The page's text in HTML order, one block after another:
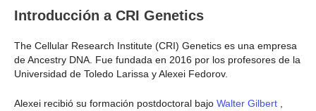
Introducción a CRI Genetics
The Cellular Research Institute (CRI) Genetics es una empresa
de Ancestry DNA. Fue fundada en 2016 por los profesores de la
Universidad de Toledo Larissa y Alexei Fedorov.
Alexei recibió su formación postdoctoral bajo Walter Gilbert